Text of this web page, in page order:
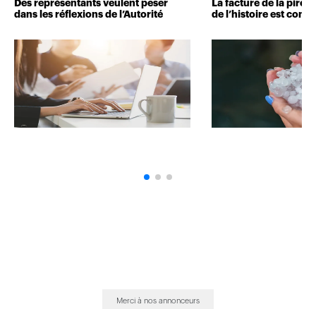
Des représentants veulent peser
dans les réflexions de l’Autorité
La facture de la pire
de l’histoire est
Merci à nos annonceurs